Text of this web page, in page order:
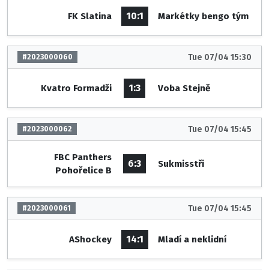
FK Slatina 10:1 Markétky bengo tým
#2023000060 Tue 07/04 15:30
Kvatro Formadži 1:3 Voba Stejně
#2023000062 Tue 07/04 15:45
FBC Panthers
Pohořelice B
6:3 Sukmisstři
#2023000061 Tue 07/04 15:45
AShockey 14:1 Mladí a neklidní